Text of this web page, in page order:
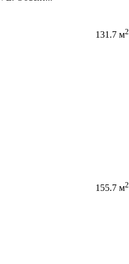
131.7 м2
155.7 м2